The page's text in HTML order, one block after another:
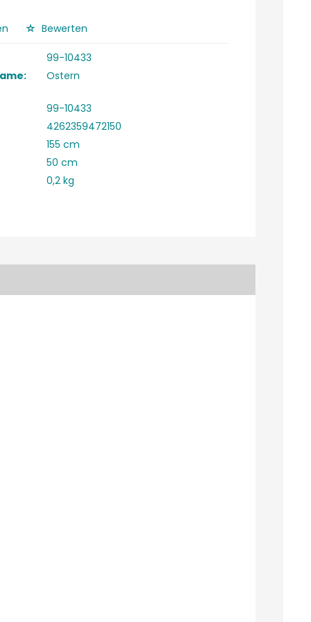
Bewerten
99-10433
Ostern
99-10433
4262359472150
155 cm
50 cm
0,2 kg